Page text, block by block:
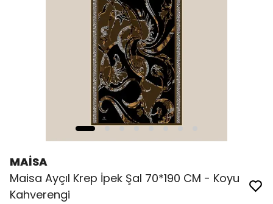
MAİSA
Maisa Ayçıl Krep İpek Şal 70*190 CM - Koyu
Kahverengi